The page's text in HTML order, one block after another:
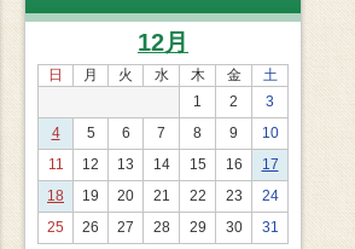
12月
日 月 火 水 木 金
土
1
2
3
4
5 6 7 8 9
10
11
12 13 14 15 16
17
18
19 20 21 22 23
24
25
26 27 28 29 30 31